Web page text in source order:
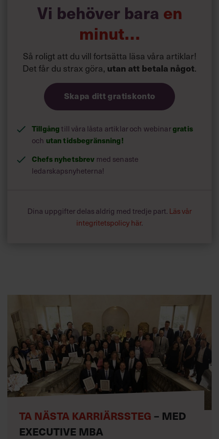
Vi behöver bara en
minut…
Så roligt att du vill fortsätta läsa våra artiklar!
Det får du strax göra, utan att betala något.
Skapa ditt gratiskonto
Tillgångtill våra låsta artiklar och webinargratis
och utan tidsbegränsning!
Chefs nyhetsbrev med senaste
ledarskapsnyheterna!
Dina uppgifter delas aldrig med tredje part. Läs vår
integritetspolicy här.
TA NÄSTA KARRIÄRSSTEG – MED
EXECUTIVE MBA